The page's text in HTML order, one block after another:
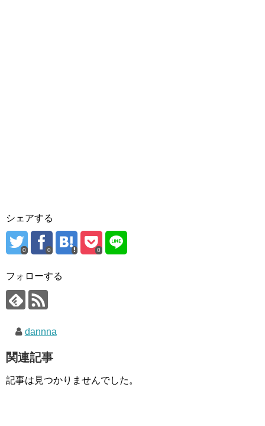
シェアする
0 0 0
フォローする
dannna
関連記事
記事は見つかりませんでした。